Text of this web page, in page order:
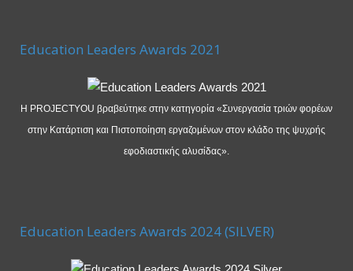
Education Leaders Awards 2021
Η PROJECTYOU βραβεύτηκε στην κατηγορία «Συνεργασία τριών φορέων
στην Κατάρτιση και Πιστοποίηση εργαζομένων στον κλάδο της ψυχρής
εφοδιαστικής αλυσίδας».
Education Leaders Awards 2024 (SILVER)